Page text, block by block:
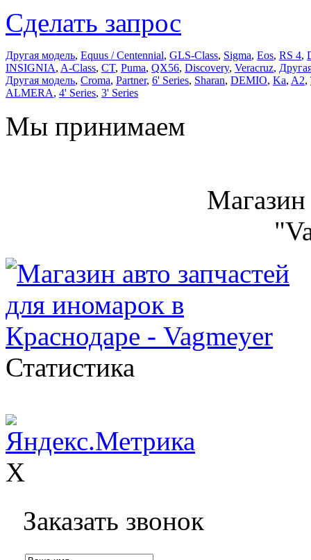
Сделать запрос
Другая модель, Equus / Centennial, GLS-Class, Sigma, Eos, RS 4,
INSIGNIA, A-Class, CT, Puma, QX56, Discovery, Veracruz,
Другая модель, Croma, Partner, 6' Series, Sharan, DEMIO, Ka, A2,
ALMERA, 4' Series, 3' Series
Мы принимаем
Магазин
Статистика
X
Заказать звонок